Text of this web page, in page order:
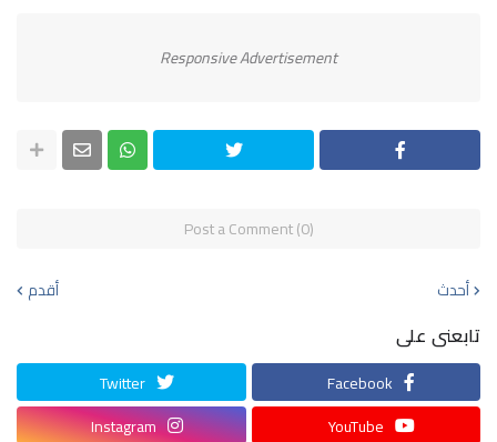
Responsive Advertisement
Post a Comment (0)
أحدث أقدم
تابعنى على
Facebook
Twitter
YouTube
Instagram